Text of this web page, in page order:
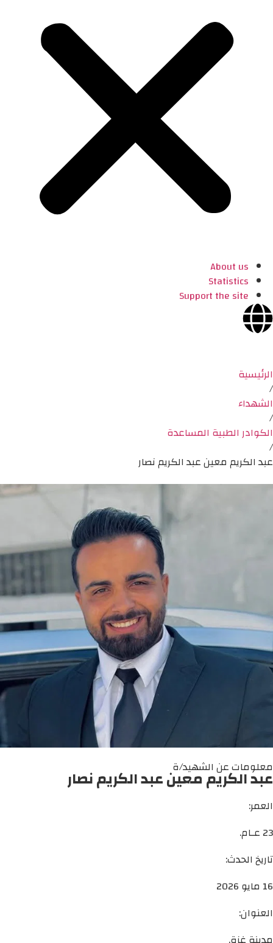
About us
Statistics
Support the site
الرئيسية
/
الشهداء
/
الكوادر الطبية المساعدة
/
عبد الكريم معين عبد الكريم نصار
معلومات عن الشهيد/ة
عبد الكريم معين عبد الكريم نصار
العمر:
23 عـام.
تاريخ الحدث:
16 مايو 2026
العنوان: